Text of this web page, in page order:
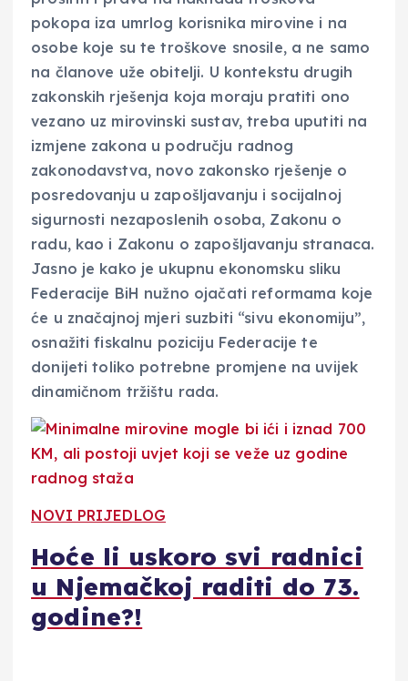
pokopa iza umrlog korisnika mirovine i na
osobe koje su te troškove snosile, a ne samo
na članove uže obitelji. U kontekstu drugih
zakonskih rješenja koja moraju pratiti ono
vezano uz mirovinski sustav, treba uputiti na
izmjene zakona u području radnog
zakonodavstva, novo zakonsko rješenje o
posredovanju u zapošljavanju i socijalnoj
sigurnosti nezaposlenih osoba, Zakonu o
radu, kao i Zakonu o zapošljavanju stranaca.
Jasno je kako je ukupnu ekonomsku sliku
Federacije BiH nužno ojačati reformama koje
će u značajnoj mjeri suzbiti “sivu ekonomiju”,
osnažiti fiskalnu poziciju Federacije te
donijeti toliko potrebne promjene na uvijek
dinamičnom tržištu rada.
NOVI PRIJEDLOG
Hoće li uskoro svi radnici
u Njemačkoj raditi do 73.
godine?!